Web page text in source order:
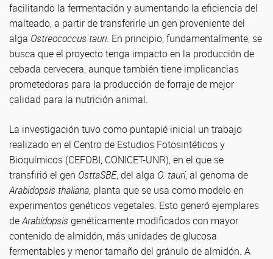
facilitando la fermentación y aumentando la eficiencia del
malteado, a partir de transferirle un gen proveniente del
alga Ostreococcus tauri. En principio, fundamentalmente, se
busca que el proyecto tenga impacto en la producción de
cebada cervecera, aunque también tiene implicancias
prometedoras para la producción de forraje de mejor
calidad para la nutrición animal.
La investigación tuvo como puntapié inicial un trabajo
realizado en el Centro de Estudios Fotosintéticos y
Bioquímicos (CEFOBI, CONICET-UNR), en el que se
transfirió el gen OsttaSBE, del alga O. tauri, al genoma de
Arabidopsis thaliana, planta que se usa como modelo en
experimentos genéticos vegetales. Esto generó ejemplares
deArabidopsisgenéticamente modificados con mayor
contenido de almidón, más unidades de glucosa
fermentables y menor tamaño del gránulo de almidón. A